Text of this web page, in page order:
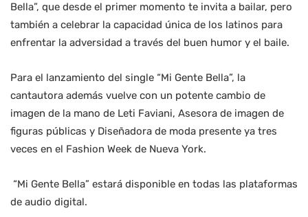
Bella”, que desde el primer momento te invita a bailar, pero
también a celebrar la capacidad única de los latinos para
enfrentar la adversidad a través del buen humor y el baile.
Para el lanzamiento del single “Mi Gente Bella”, la
cantautora además vuelve con un potente cambio de
imagen de la mano de Leti Faviani, Asesora de imagen de
figuras públicas y Diseñadora de moda presente ya tres
veces en el Fashion Week de Nueva York.
“Mi Gente Bella” estará disponible en todas las plataformas
de audio digital.